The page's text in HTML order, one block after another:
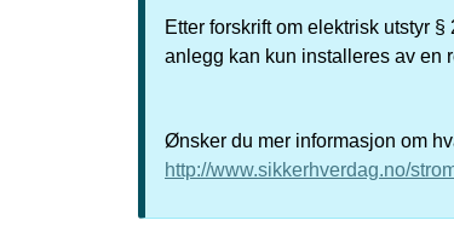
Etter forskrift om elektrisk utstyr
anlegg kan kun installeres av en
Ønsker du mer informasjon om
http://www.sikkerhverdag.no/